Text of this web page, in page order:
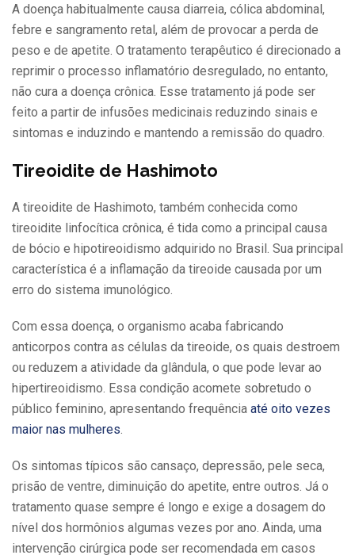
A doença habitualmente causa diarreia, cólica abdominal,
febre e sangramento retal, além de provocar a perda de
peso e de apetite. O tratamento terapêutico é direcionado a
reprimir o processo inflamatório desregulado, no entanto,
não cura a doença crônica. Esse tratamento já pode ser
feito a partir de infusões medicinais reduzindo sinais e
sintomas e induzindo e mantendo a remissão do quadro.
Tireoidite de Hashimoto
A tireoidite de Hashimoto, também conhecida como
tireoidite linfocítica crônica, é tida como a principal causa
de bócio e hipotireoidismo adquirido no Brasil. Sua principal
característica é a inflamação da tireoide causada por um
erro do sistema imunológico.
Com essa doença, o organismo acaba fabricando
anticorpos contra as células da tireoide, os quais destroem
ou reduzem a atividade da glândula, o que pode levar ao
hipertireoidismo. Essa condição acomete sobretudo o
público feminino, apresentando frequência até oito vezes
maior nas mulheres.
Os sintomas típicos são cansaço, depressão, pele seca,
prisão de ventre, diminuição do apetite, entre outros. Já o
tratamento quase sempre é longo e exige a dosagem do
nível dos hormônios algumas vezes por ano. Ainda, uma
intervenção cirúrgica pode ser recomendada em casos